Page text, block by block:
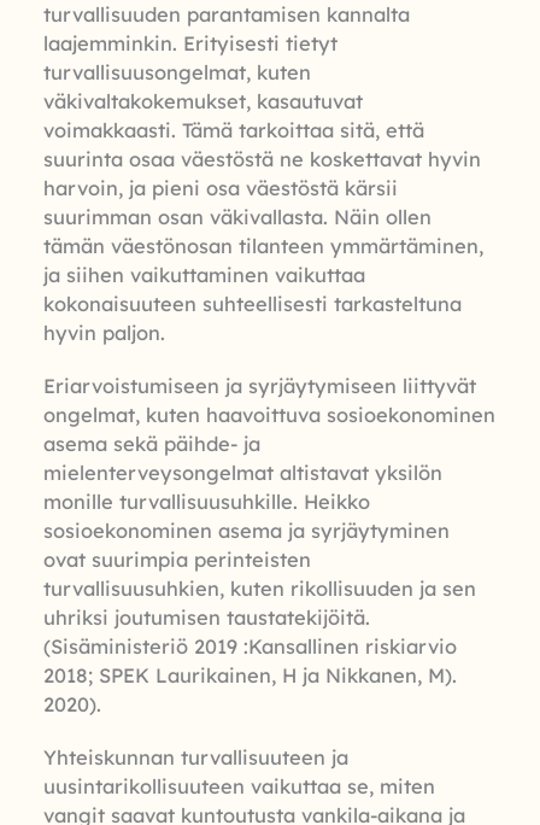
turvallisuuden parantamisen kannalta
laajemminkin. Erityisesti tietyt
turvallisuusongelmat, kuten
väkivaltakokemukset, kasautuvat
voimakkaasti. Tämä tarkoittaa sitä, että
suurinta osaa väestöstä ne koskettavat hyvin
harvoin, ja pieni osa väestöstä kärsii
suurimman osan väkivallasta. Näin ollen
tämän väestönosan tilanteen ymmärtäminen,
ja siihen vaikuttaminen vaikuttaa
kokonaisuuteen suhteellisesti tarkasteltuna
hyvin paljon.
Eriarvoistumiseen ja syrjäytymiseen liittyvät
ongelmat, kuten haavoittuva sosioekonominen
asema sekä päihde- ja
mielenterveysongelmat altistavat yksilön
monille turvallisuusuhkille. Heikko
sosioekonominen asema ja syrjäytyminen
ovat suurimpia perinteisten
turvallisuusuhkien, kuten rikollisuuden ja sen
uhriksi joutumisen taustatekijöitä.
(Sisäministeriö 2019 :Kansallinen riskiarvio
2018; SPEK Laurikainen, H ja Nikkanen, M).
2020).
Yhteiskunnan turvallisuuteen ja
uusintarikollisuuteen vaikuttaa se, miten
vangit saavat kuntoutusta vankila-aikana ja